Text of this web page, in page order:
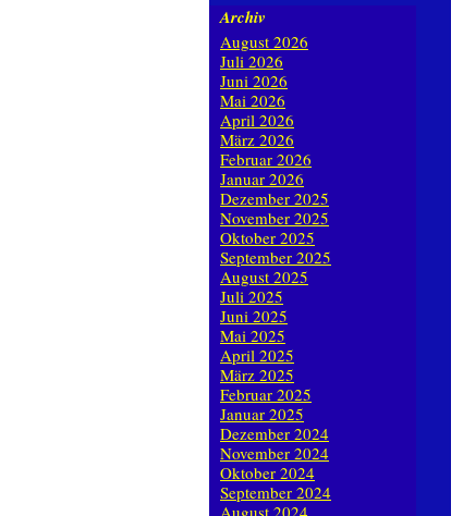
Archiv
August 2026
Juli 2026
Juni 2026
Mai 2026
April 2026
März 2026
Februar 2026
Januar 2026
Dezember 2025
November 2025
Oktober 2025
September 2025
August 2025
Juli 2025
Juni 2025
Mai 2025
April 2025
März 2025
Februar 2025
Januar 2025
Dezember 2024
November 2024
Oktober 2024
September 2024
August 2024